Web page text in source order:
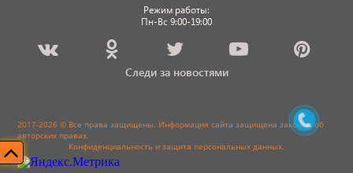
Режим работы:
Пн-Вс 9:00-19:00
Следи за новостями
2017-2026 © Все права защищены. Информация сайта защищена законом об
авторских правах.
Конфиденциальность и защита персональных данных.